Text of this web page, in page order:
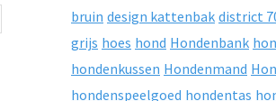
bruin design kattenbak district
grijs hoes hond Hondenbank
hondenkussen Hondenmand
hondenspeelgoed hondentas